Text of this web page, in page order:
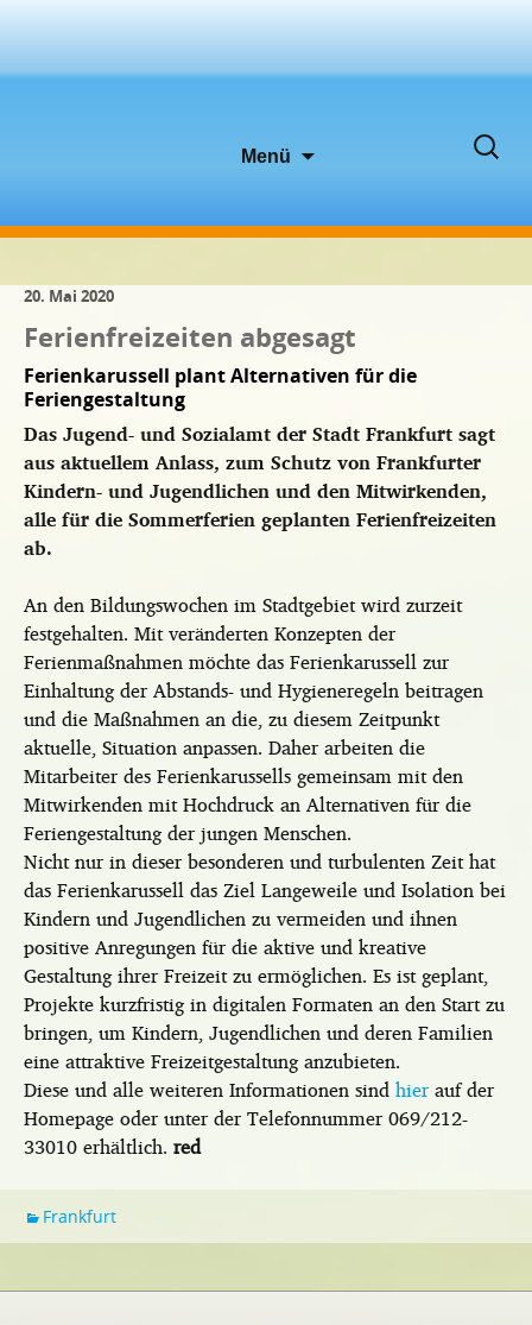
Menü
Suchen
20. Mai 2020
Ferienfreizeiten abgesagt
Ferienkarussell plant Alternativen für die
Feriengestaltung
Das Jugend- und Sozialamt der Stadt Frankfurt sagt
aus aktuellem Anlass, zum Schutz von Frankfurter
Kindern- und Jugendlichen und den Mitwirkenden,
alle für die Sommerferien geplanten Ferienfreizeiten
ab.
An den Bildungswochen im Stadtgebiet wird zurzeit
festgehalten. Mit veränderten Konzepten der
Ferienmaßnahmen möchte das Ferienkarussell zur
Einhaltung der Abstands- und Hygieneregeln beitragen
und die Maßnahmen an die, zu diesem Zeitpunkt
aktuelle, Situation anpassen. Daher arbeiten die
Mitarbeiter des Ferienkarussells gemeinsam mit den
Mitwirkenden mit Hochdruck an Alternativen für die
Feriengestaltung der jungen Menschen.
Nicht nur in dieser besonderen und turbulenten Zeit hat
das Ferienkarussell das Ziel Langeweile und Isolation bei
Kindern und Jugendlichen zu vermeiden und ihnen
positive Anregungen für die aktive und kreative
Gestaltung ihrer Freizeit zu ermöglichen. Es ist geplant,
Projekte kurzfristig in digitalen Formaten an den Start zu
bringen, um Kindern, Jugendlichen und deren Familien
eine attraktive Freizeitgestaltung anzubieten.
Diese und alle weiteren Informationen sindhierauf der
Homepage oder unter der Telefonnummer 069/212-
33010 erhältlich. red
Frankfurt